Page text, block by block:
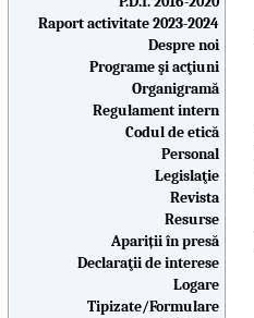
Raport activitate 2023-2024
Despre noi
Programe şi acţiuni
Organigramă
Regulament intern
Codul de etică
Personal
Legislaţie
Revista
Resurse
Apariții în presă
Declaraţii de interese
Logare
Tipizate/Formulare